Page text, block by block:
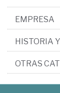
EMPRESA
HISTORIA
OTRAS